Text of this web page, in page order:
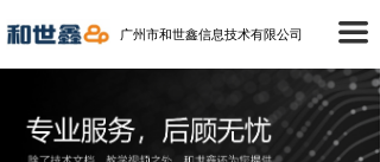
끀
首页
成功案例
广州市和世鑫信息技术有限公司